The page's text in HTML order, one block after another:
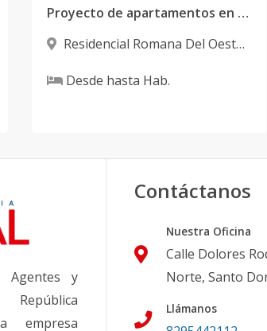
Proyecto de apartamentos en venta ubicado en La Romana
Residencial Romana Del Oeste,
Desde hasta Hab.
Agentes y
empresa
Contáctanos
Nuestra Oficina
Calle Dolores
Norte, Santo
Llámanos